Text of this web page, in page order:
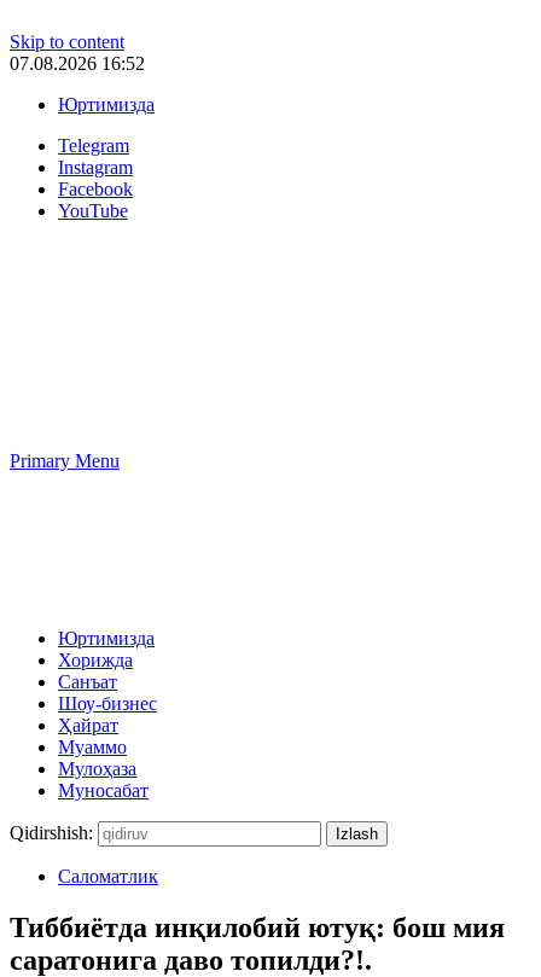
Skip to content
07.08.2026 16:52
Юртимизда
Telegram
Instagram
Facebook
YouTube
Primary Menu
Юртимизда
Хорижда
Санъат
Шоу-бизнес
Ҳайрат
Муаммо
Мулоҳаза
Муносабат
Qidirshish:
Саломатлик
Тиббиётда инқилобий ютуқ: бош мия
саратонига даво топилди?!.